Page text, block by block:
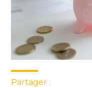
Partager :